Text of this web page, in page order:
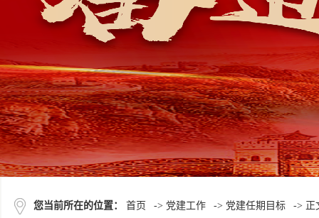
您当前所在的位置： 首页 -> 党建工作 -> 党建任期目标 -> 正